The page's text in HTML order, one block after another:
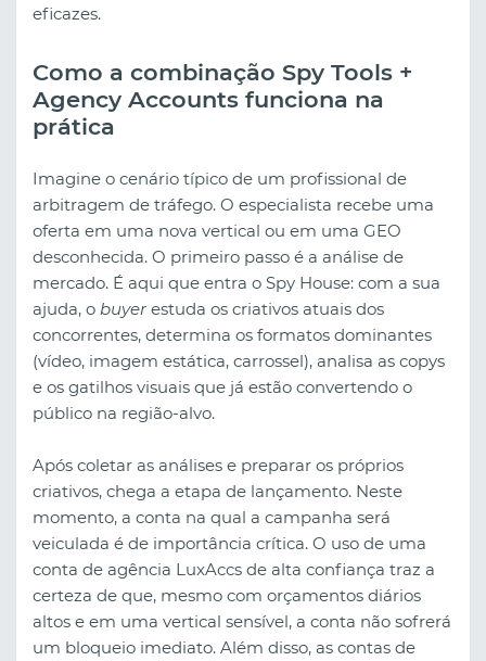
eficazes.
Como a combinação Spy Tools +
Agency Accounts funciona na
prática
Imagine o cenário típico de um profissional de
arbitragem de tráfego. O especialista recebe uma
oferta em uma nova vertical ou em uma GEO
desconhecida. O primeiro passo é a análise de
mercado. É aqui que entra o Spy House: com a sua
ajuda, o buyerestuda os criativos atuais dos
concorrentes, determina os formatos dominantes
(vídeo, imagem estática, carrossel), analisa as copys
e os gatilhos visuais que já estão convertendo o
público na região-alvo.
Após coletar as análises e preparar os próprios
criativos, chega a etapa de lançamento. Neste
momento, a conta na qual a campanha será
veiculada é de importância crítica. O uso de uma
conta de agência LuxAccs de alta confiança traz a
certeza de que, mesmo com orçamentos diários
altos e em uma vertical sensível, a conta não sofrerá
um bloqueio imediato. Além disso, as contas de